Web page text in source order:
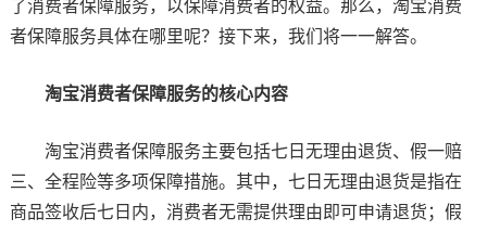
了消费者保障服务，以保障消费者的权益。那么，淘宝消费
者保障服务具体在哪里呢？接下来，我们将一一解答。
淘宝消费者保障服务的核心内容
淘宝消费者保障服务主要包括七日无理由退货、假一赔
三、全程险等多项保障措施。其中，七日无理由退货是指在
商品签收后七日内，消费者无需提供理由即可申请退货；假